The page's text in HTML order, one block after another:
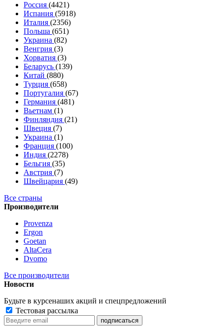
Россия (4421)
Испания (5918)
Италия (2356)
Польша (651)
Украина (82)
Венгрия (3)
Хорватия (3)
Беларусь (139)
Китай (880)
Турция (658)
Португалия (67)
Германия (481)
Вьетнам (1)
Финляндия (21)
Швеция (7)
Украина (1)
Франция (100)
Индия (2278)
Бельгия (35)
Австрия (7)
Швейцария (49)
Все страны
Производители
Provenza
Ergon
Goetan
AltaСera
Dvomo
Все производители
Новости
Будьте в курсенаших акций и спецпредложений
Тестовая рассылка